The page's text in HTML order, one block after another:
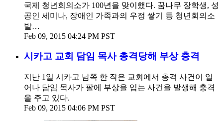
국제 청년회의소가 100년을 맞이했다. 꿈나무 장학생, 성
공인 세미나, 장애인 가족과의 우정 쌓기 등 청년회의소
발…
Feb 09, 2015 04:24 PM PST
시카고 교회 담임 목사 총격당해 부상 충격
지난 1일 시카고 남쪽 한 작은 교회에서 총격 사건이 일
어나 담임 목사가 팔에 부상을 입는 사건을 발생해 충격
을 주고 있다.
Feb 09, 2015 04:06 PM PST